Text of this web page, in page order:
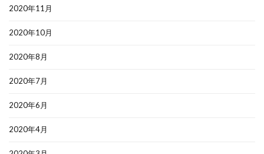
2020年11月
2020年10月
2020年8月
2020年7月
2020年6月
2020年4月